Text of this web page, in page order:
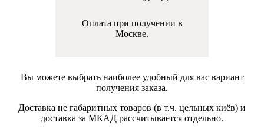
Оплата при получении в
Москве.
Вы можете выбрать наиболее удобный для вас вариант
получения заказа.
Доставка не габаритных товаров (в т.ч. цельных киёв) и
доставка за МКАД рассчитывается отдельно.